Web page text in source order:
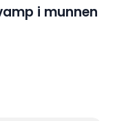
i munnen